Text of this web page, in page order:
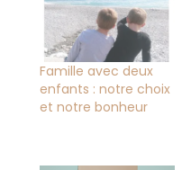
Famille avec deux
enfants : notre choix
et notre bonheur